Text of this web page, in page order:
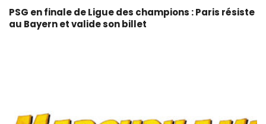
PSG en finale de Ligue des champions : Paris résiste
au Bayern et valide son billet